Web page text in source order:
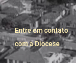
Entre em contato
com a Diocese